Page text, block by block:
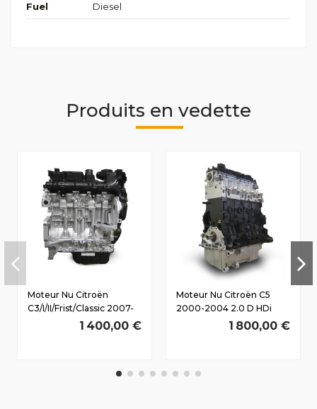
Fuel Diesel
Produits en vedette
Moteur Nu Citroën
C3/I/II/Frist/Classic 2007-
2010 1.4 D HDi
8HZ(DV4TD) 50/68 CV
1 400,00 €
Moteur Nu Citroën C5
2000-2004 2.0 D HDi
RHY(DW10TD) 66/90 CV
1 800,00 €